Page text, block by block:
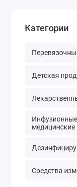
Категории
Детская
медицинские
Средства